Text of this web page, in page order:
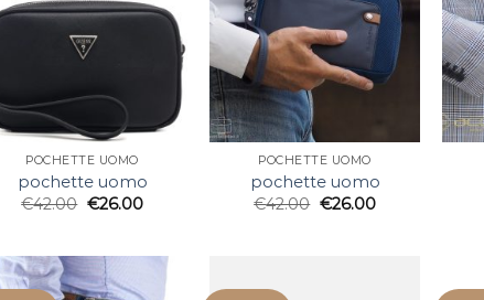
POCHETTE UOMO
pochette uomo
€42.00 €26.00
POCHETTE UOMO
pochette uomo
€42.00 €26.00